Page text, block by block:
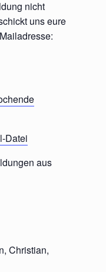
nicht
uns eure
Datei
aus
Christian,